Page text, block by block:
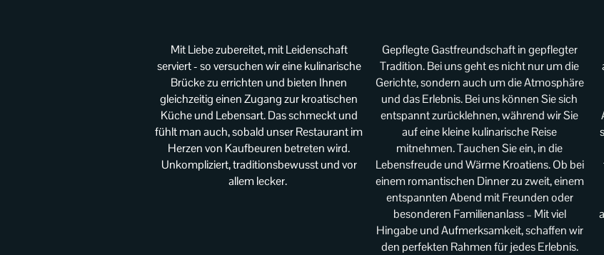
Mit Liebe zubereitet, mit Leidenschaft
serviert - so versuchen wir eine kulinarische
Brücke zu errichten und bieten Ihnen
gleichzeitig einen Zugang zur kroatischen
Küche und Lebensart. Das schmeckt und
fühlt man auch, sobald unser Restaurant im
Herzen von Kaufbeuren betreten wird.
Unkompliziert, traditionsbewusst und vor
allem lecker.
Gepflegte Gastfreundschaft in gepflegter
Tradition. Bei uns geht es nicht nur um die
Gerichte, sondern auch um die Atmosphäre
und das Erlebnis. Bei uns können Sie sich
entspannt zurücklehnen, während wir Sie
auf eine kleine kulinarische Reise
mitnehmen. Tauchen Sie ein, in die
Lebensfreude und Wärme Kroatiens. Ob bei
einem romantischen Dinner zu zweit, einem
entspannten Abend mit Freunden oder
besonderen Familienanlass – Mit viel
Hingabe und Aufmerksamkeit, schaffen wir
den perfekten Rahmen für jedes Erlebnis.